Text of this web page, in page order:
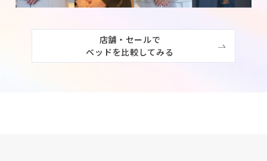
店舗・セールで
ベッドを比較してみる